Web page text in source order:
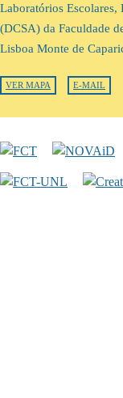
Laboratórios Escolares,
(DCSA) da Faculdade
Lisboa Monte de
VER MAPA E-MAIL